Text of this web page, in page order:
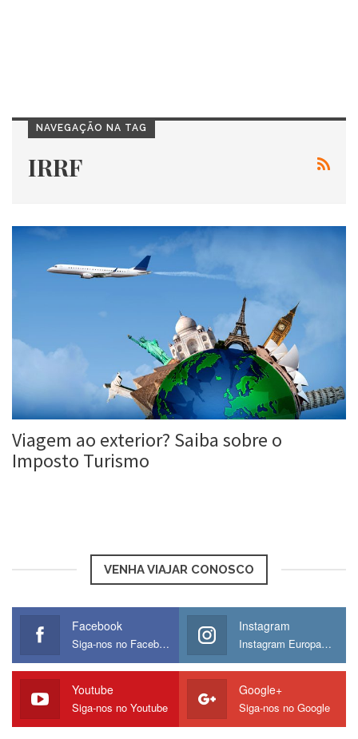
NAVEGAÇÃO NA TAG
IRRF
Viagem ao exterior? Saiba sobre o
Imposto Turismo
VENHA VIAJAR CONOSCO
Facebook
Siga-nos no Facebook
Instagram
Instagram Europamos
Youtube
Siga-nos no Youtube
Google+
Siga-nos no Google